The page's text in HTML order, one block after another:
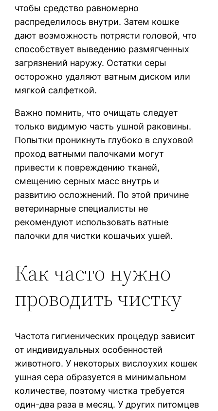
чтобы средство равномерно
распределилось внутри. Затем кошке
дают возможность потрясти головой, что
способствует выведению размягченных
загрязнений наружу. Остатки серы
осторожно удаляют ватным диском или
мягкой салфеткой.
Важно помнить, что очищать следует
только видимую часть ушной раковины.
Попытки проникнуть глубоко в слуховой
проход ватными палочками могут
привести к повреждению тканей,
смещению серных масс внутрь и
развитию осложнений. По этой причине
ветеринарные специалисты не
рекомендуют использовать ватные
палочки для чистки кошачьих ушей.
Как часто нужно
проводить чистку
Частота гигиенических процедур зависит
от индивидуальных особенностей
животного. У некоторых вислоухих кошек
ушная сера образуется в минимальном
количестве, поэтому чистка требуется
один-два раза в месяц. У других питомцев